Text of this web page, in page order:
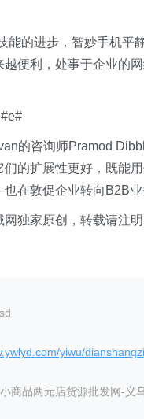
能的进步，智妙手机平
越便利，处事于企业的
的咨询师Pramod
的扩展性更好，既能用
在敦促企业转向B2B业
网独家原创，转载请注
yiwu/
商品两元店货源批发网-义